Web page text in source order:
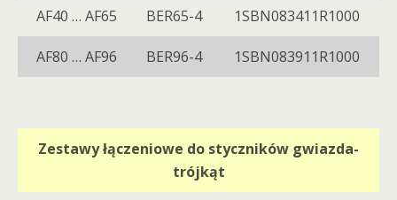
AF40 … AF65 BER65-4 1SBN083411R1000
AF80 … AF96 BER96-4 1SBN083911R1000
Zestawy łączeniowe do styczników gwiazda-
trójkąt